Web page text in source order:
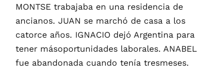
MONTSE trabajaba en una residencia de
ancianos. JUAN se marchó de casa a los
catorce años. IGNACIO dejó Argentina para
tener másoportunidades laborales. ANABEL
fue abandonada cuando tenía tresmeses.